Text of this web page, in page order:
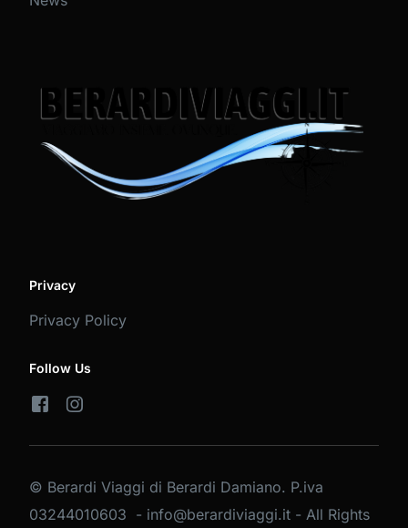
Privacy
Privacy Policy
Follow Us
© Berardi Viaggi di Berardi Damiano. P.iva
03244010603 - info@berardiviaggi.it - All Rights